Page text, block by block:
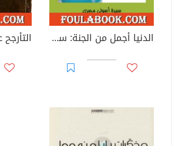
الدنيا أجمل من الجنة: سيرة أصولي مصري